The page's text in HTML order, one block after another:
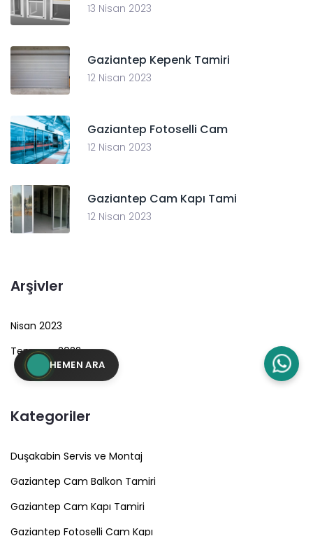
13 Nisan 2023
Gaziantep Kepenk Tamiri
12 Nisan 2023
Gaziantep Fotoselli Cam
12 Nisan 2023
Gaziantep Cam Kapı Tami
12 Nisan 2023
Arşivler
Nisan 2023
Temmuz 2022
Kategoriler
Duşakabin Servis ve Montaj
Gaziantep Cam Balkon Tamiri
Gaziantep Cam Kapı Tamiri
Gaziantep Fotoselli Cam Kapı
HEMEN ARA